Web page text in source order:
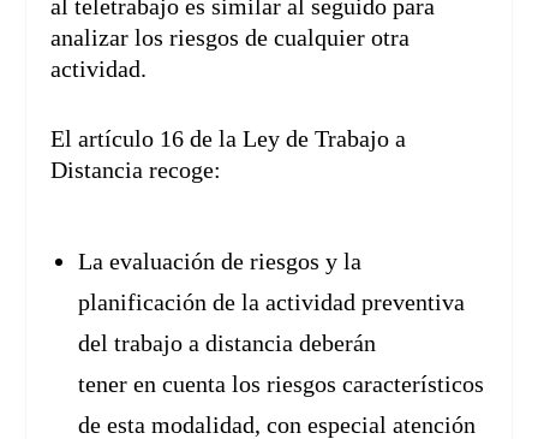
al teletrabajo es similar al seguido para
analizar los riesgos de cualquier otra
actividad.
El artículo 16 de la Ley de Trabajo a
Distancia recoge:
La evaluación de riesgos y la
planificación de la actividad preventiva
del trabajo a distancia deberán
tener en cuenta los riesgos característicos
de esta modalidad, con especial atención